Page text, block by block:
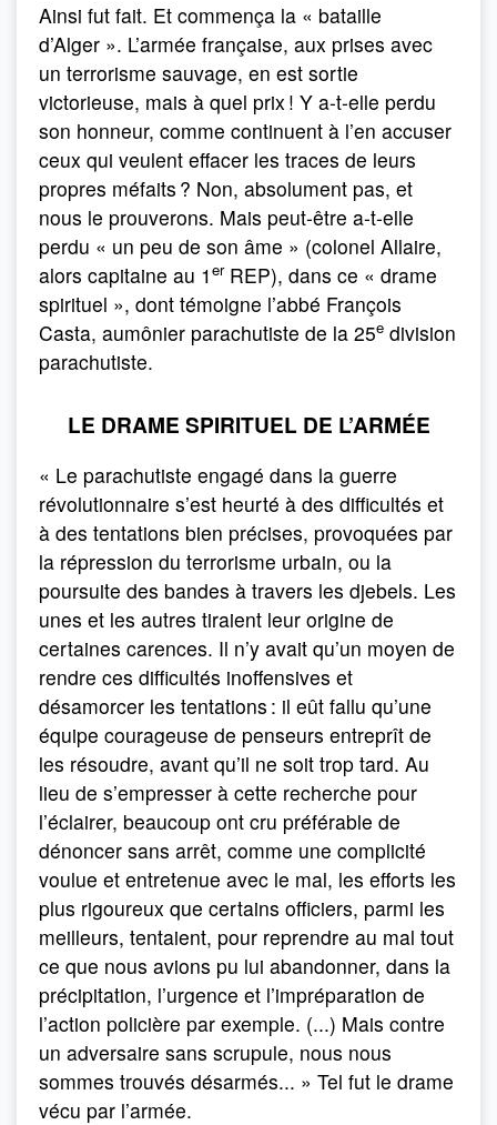
Ainsi fut fait. Et commença la « bataille
d’Alger ». L’armée française, aux prises avec
un terrorisme sauvage, en est sortie
victorieuse, mais à quel prix ! Y a-t-elle perdu
son honneur, comme continuent à l’en accuser
ceux qui veulent effacer les traces de leurs
propres méfaits ? Non, absolument pas, et
nous le prouverons. Mais peut-être a-t-elle
perdu « un peu de son âme » (colonel Allaire,
alors capitaine au 1 erREP), dans ce « drame
spirituel », dont témoigne l’abbé François
Casta, aumônier parachutiste de la 25e division
parachutiste.
LE DRAME SPIRITUEL DE L’ARMÉE
« Le parachutiste engagé dans la guerre
révolutionnaire s’est heurté à des difficultés et
à des tentations bien précises, provoquées par
la répression du terrorisme urbain, ou la
poursuite des bandes à travers les djebels. Les
unes et les autres tiraient leur origine de
certaines carences. Il n’y avait qu’un moyen de
rendre ces difficultés inoffensives et
désamorcer les tentations : il eût fallu qu’une
équipe courageuse de penseurs entreprît de
les résoudre, avant qu’il ne soit trop tard. Au
lieu de s’empresser à cette recherche pour
l’éclairer, beaucoup ont cru préférable de
dénoncer sans arrêt, comme une complicité
voulue et entretenue avec le mal, les efforts les
plus rigoureux que certains officiers, parmi les
meilleurs, tentaient, pour reprendre au mal tout
ce que nous avions pu lui abandonner, dans la
précipitation, l’urgence et l’impréparation de
l’action policière par exemple. (...) Mais contre
un adversaire sans scrupule, nous nous
sommes trouvés désarmés... » Tel fut le drame
vécu par l’armée.